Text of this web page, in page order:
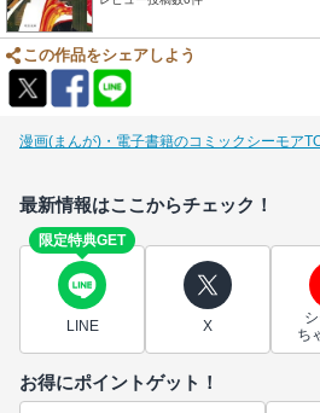
この作品をシェアしよう
漫画(まんが)・電子書籍のコミックシーモア
最新情報はここからチェック！
限定特典GET
LINE X
ち
お得にポイントゲット！